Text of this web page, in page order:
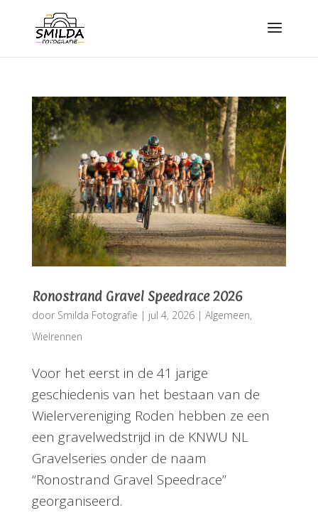
Ronostrand Gravel Speedrace 2026
door Smilda Fotografie | jul 4, 2026| Algemeen,
Wielrennen
Voor het eerst in de 41 jarige
geschiedenis van het bestaan van de
Wielervereniging Roden hebben ze een
een gravelwedstrijd in de KNWU NL
Gravelseries onder de naam
“Ronostrand Gravel Speedrace”
georganiseerd.